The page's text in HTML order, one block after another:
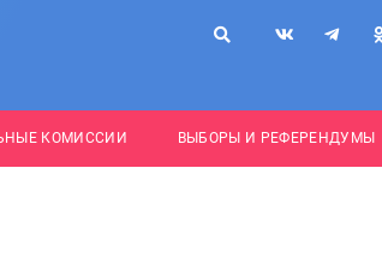
КОМИССИИ ВЫБОРЫ И РЕФЕРЕНДУМЫ